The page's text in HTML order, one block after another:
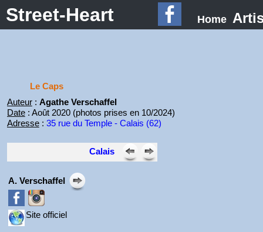
Street-Heart Home
Le Caps
Auteur: Agathe Verschaffel
Date: Août 2020 (photos prises en 10/2024)
Adresse: 35 rue du Temple - Calais (62)
Calais
A. Verschaffel
Site officiel